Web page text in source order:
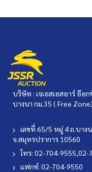
บริษัท : เจเอสเอสอาร์ อ๊อ
บางนา กม.35 ( Free Zone)
เลขที่ 65/5 หมู่ 4 ถ.บา
จ.สมุทรปราการ 10560
โทร: 02-704-
แฟกซ์: 02-704-9550